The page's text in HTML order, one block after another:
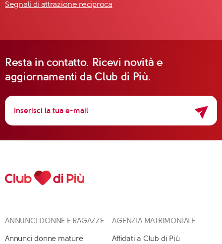
Segnali di attrazione reciproca
Resta in contatto. Ricevi novità e
aggiornamenti da Club di Più.
ANNUNCI DONNE E RAGAZZE
Annunci donne mature
AGENZIA MATRIMONIALE
Affidati a Club di Più